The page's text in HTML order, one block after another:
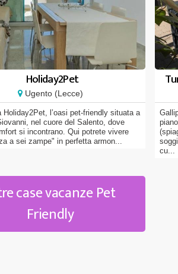
Holiday2Pet
Ugento (Lecce)
Holiday2Pet, l’oasi pet-friendly situata a
nel cuore del Salento, dove
si incontrano. Qui potrete vivere
a sei zampe" in perfetta armon...
cu...
case vacanze Pet
Friendly